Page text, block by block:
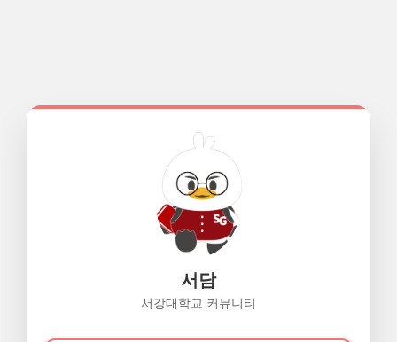
서담
서강대학교 커뮤니티